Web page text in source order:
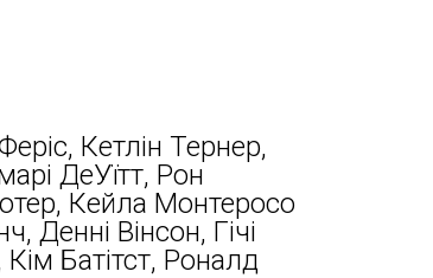
Кетлін Тернер,
ДеУїтт, Рон
Кейла Монтеросо
Денні Вінсон, Гічі
Батітст, Роналд